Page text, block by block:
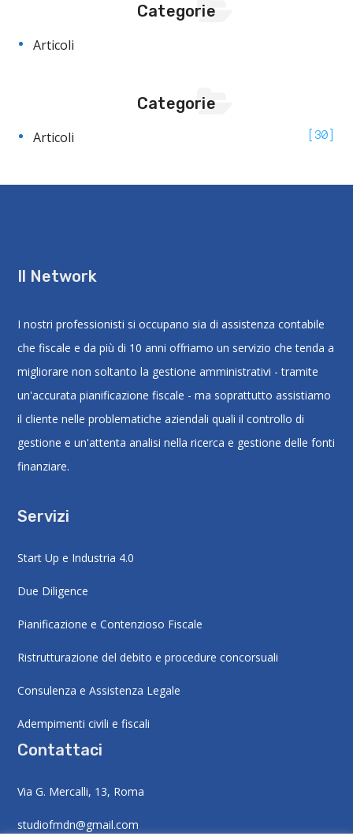
Categorie
Articoli
Categorie
Articoli 30
Il Network
I nostri professionisti si occupano sia di assistenza contabile
che fiscale e da più di 10 anni offriamo un servizio che tenda a
migliorare non soltanto la gestione amministrativi - tramite
un'accurata pianificazione fiscale - ma soprattutto assistiamo
il cliente nelle problematiche aziendali quali il controllo di
gestione e un'attenta analisi nella ricerca e gestione delle fonti
finanziare.
Servizi
Start Up e Industria 4.0
Due Diligence
Pianificazione e Contenzioso Fiscale
Ristrutturazione del debito e procedure concorsuali
Consulenza e Assistenza Legale
Adempimenti civili e fiscali
Contattaci
Via G. Mercalli, 13, Roma
studiofmdn@gmail.com